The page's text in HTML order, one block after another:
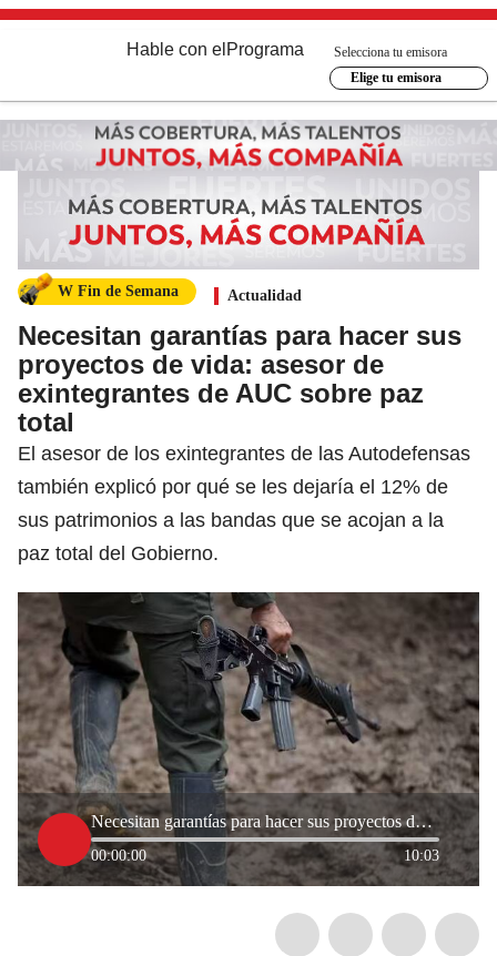
Hable con el Programa
Selecciona tu emisora
Elige tu emisora
W Fin de Semana Actualidad
Necesitan garantías para hacer sus
proyectos de vida: asesor de
exintegrantes de AUC sobre paz
total
El asesor de los exintegrantes de las Autodefensas
también explicó por qué se les dejaría el 12% de
sus patrimonios a las bandas que se acojan a la
paz total del Gobierno.
Necesitan garantías para hacer sus proyectos de vida: asesor de exintegrantes de AUC sobre paz total
00:00:00 10:03